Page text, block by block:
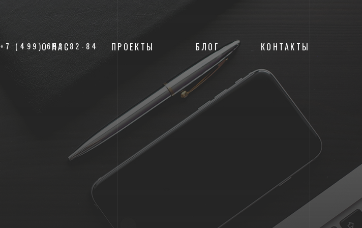
+7 (499) 653-82-84
О НАС ПРОЕКТЫ БЛОГ КОНТАКТЫ